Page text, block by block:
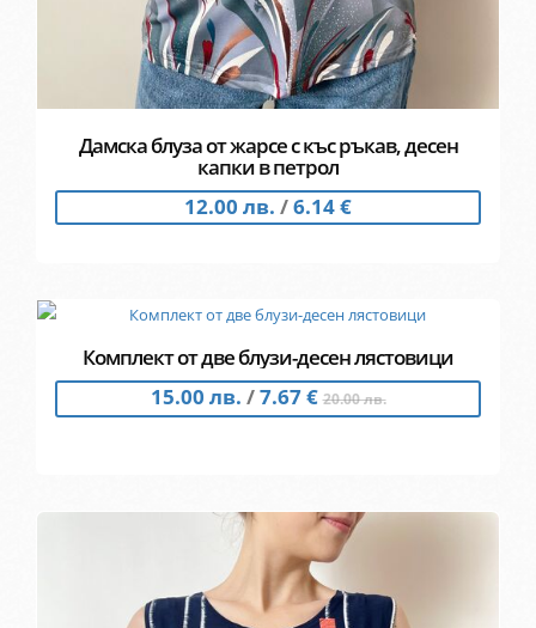
Дамска блуза от жарсе с къс ръкав, десен
капки в петрол
12.00 лв. /6.14 €
Комплект от две блузи-десен лястовици
15.00 лв. /7.67 €20.00 лв.